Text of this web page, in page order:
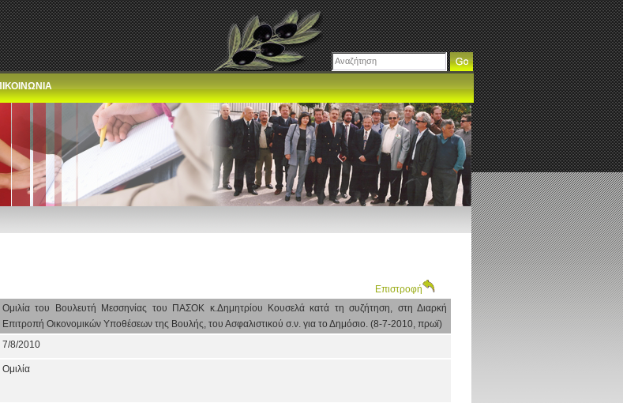
Επιστροφή
Ομιλία του Βουλευτή Μεσσηνίας του ΠΑΣΟΚ κ.Δημητρίου Κουσελά κατά τη συζήτηση, στη Διαρκή
Επιτροπή Οικονομικών Υποθέσεων της Βουλής, του Ασφαλιστικού σ.ν. για το Δημόσιο. (8-7-2010, πρωϊ)
7/8/2010
Ομιλία